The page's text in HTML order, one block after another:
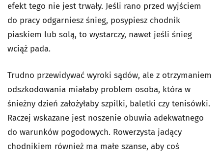
efekt tego nie jest trwały. Jeśli rano przed wyjściem
do pracy odgarniesz śnieg, posypiesz chodnik
piaskiem lub solą, to wystarczy, nawet jeśli śnieg
wciąż pada.
Trudno przewidywać wyroki sądów, ale z otrzymaniem
odszkodowania miałaby problem osoba, która w
śnieżny dzień założyłaby szpilki, baletki czy tenisówki.
Raczej wskazane jest noszenie obuwia adekwatnego
do warunków pogodowych. Rowerzysta jadący
chodnikiem również ma małe szanse, aby coś